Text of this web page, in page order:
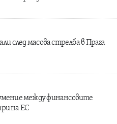
след масова стрелба в Прага
между финансовите
на ЕС